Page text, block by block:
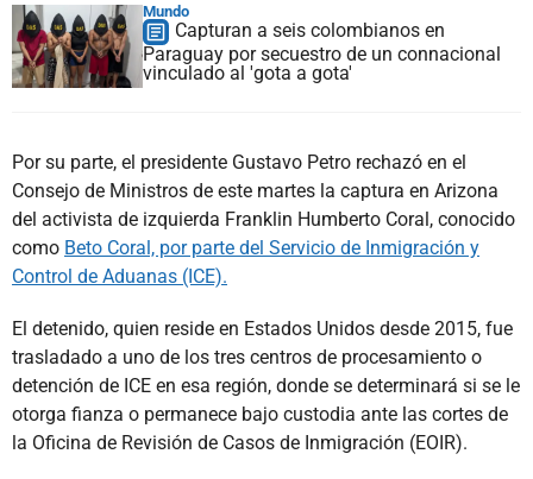
Mundo
Capturan a seis colombianos en
Paraguay por secuestro de un connacional
vinculado al 'gota a gota'
Por su parte, el presidente Gustavo Petro rechazó en el
Consejo de Ministros de este martes la captura en Arizona
del activista de izquierda Franklin Humberto Coral, conocido
como Beto Coral, por parte del Servicio de Inmigración y
Control de Aduanas (ICE).
El detenido, quien reside en Estados Unidos desde 2015, fue
trasladado a uno de los tres centros de procesamiento o
detención de ICE en esa región, donde se determinará si se le
otorga fianza o permanece bajo custodia ante las cortes de
la Oficina de Revisión de Casos de Inmigración (EOIR).